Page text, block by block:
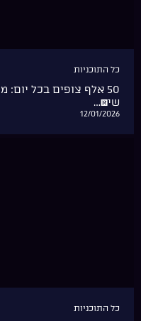
כל התוכניות
50 אלף צופים בכל
שי�…
12/01/2026
כל התוכניות